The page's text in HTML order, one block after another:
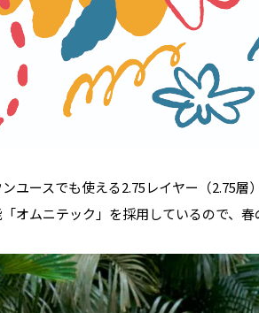
ユースでも使える2.75レイヤー（2.75
オムニテック」を採用しているので、春